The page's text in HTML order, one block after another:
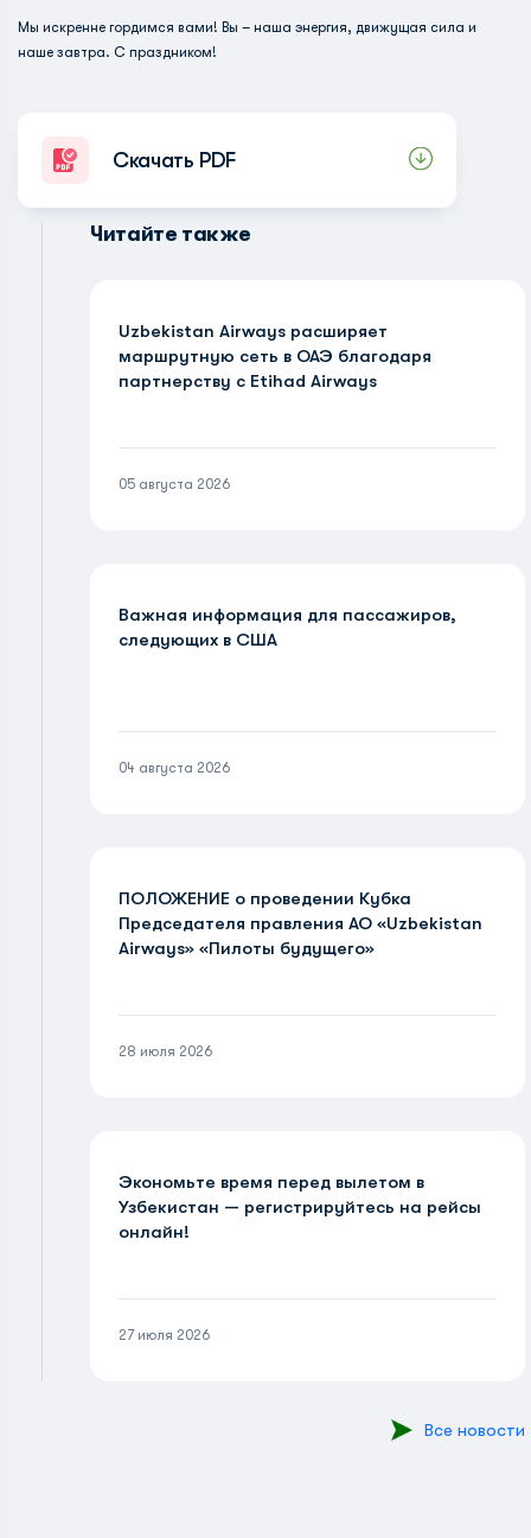
Мы искренне гордимся вами! Вы – наша энергия, движущая сила и
наше завтра. С праздником!
Скачать PDF
Читайте также
Uzbekistan Airways расширяет
маршрутную сеть в ОАЭ благодаря
партнерству с Etihad Airways
05 августа 2026
Важная информация для пассажиров,
следующих в США
04 августа 2026
ПОЛОЖЕНИЕ о проведении Кубка
Председателя правления АО «Uzbekistan
Airways» «Пилоты будущего»
28 июля 2026
Экономьте время перед вылетом в
Узбекистан — регистрируйтесь на рейсы
онлайн!
27 июля 2026
Все новости